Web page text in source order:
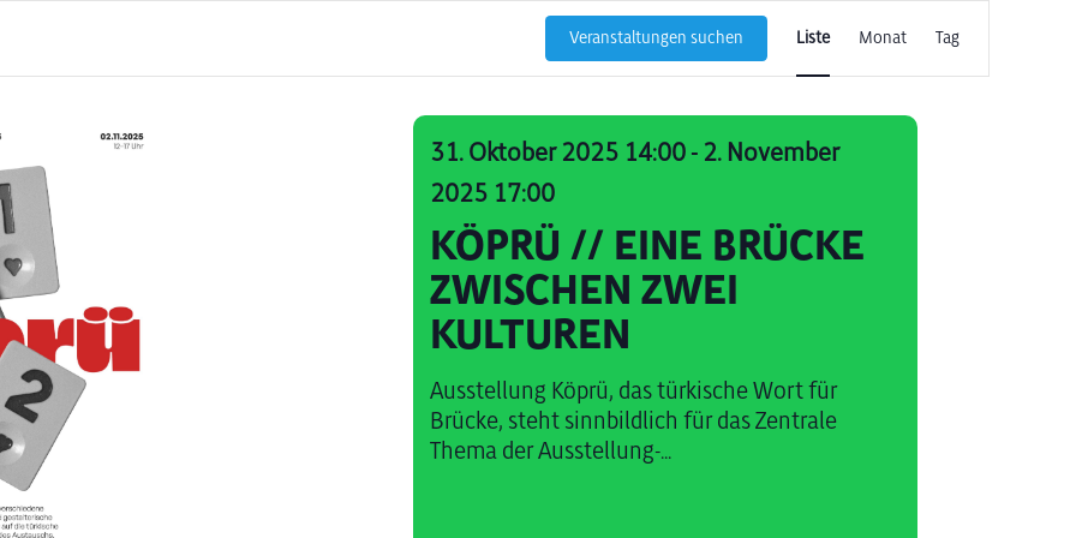
Veranstaltungen suchen
Ansichten-
Navigation
Liste Monat Tag
31. Oktober 2025 14:00 - 2. November
2025 17:00
KÖPRÜ // EINE BRÜCKE
ZWISCHEN ZWEI
KULTUREN
Ausstellung Köprü, das türkische Wort für
Brücke, steht sinnbildlich für das Zentrale
Thema der Ausstellung-...